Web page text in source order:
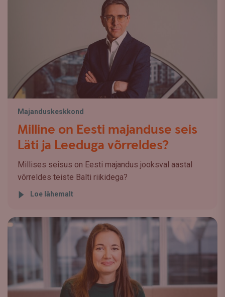
Majanduskeskkond
Milline on Eesti majanduse seis
Läti ja Leeduga võrreldes?
Millises seisus on Eesti majandus jooksval aastal
võrreldes teiste Balti riikidega?
Loe lähemalt